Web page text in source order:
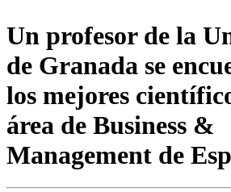
Un profesor de la
de Granada se
los mejores
área de Business &
Management de